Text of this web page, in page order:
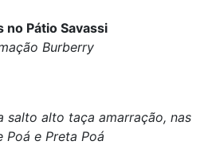
Pátio Savassi
Burberry
salto alto taça amarração, nas
Poá e Preta Poá